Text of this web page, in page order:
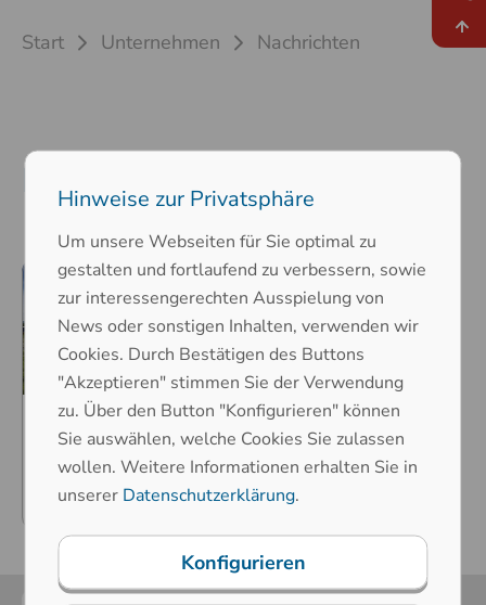
Start Unternehmen Nachrichten
Nachrichten
Neubau
Weiterlesen
Hinweise zur Privatsphäre
Um unsere Webseiten für Sie optimal zu
gestalten und fortlaufend zu verbessern, sowie
zur interessengerechten Ausspielung von
News oder sonstigen Inhalten, verwenden wir
Cookies. Durch Bestätigen des Buttons
"Akzeptieren" stimmen Sie der Verwendung
zu. Über den Button "Konfigurieren" können
Sie auswählen, welche Cookies Sie zulassen
wollen. Weitere Informationen erhalten Sie in
unserer Datenschutzerklärung.
Konfigurieren